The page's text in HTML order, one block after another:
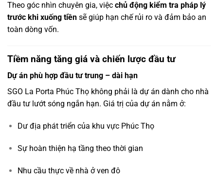
Theo góc nhìn chuyên gia, việc chủ động kiểm tra pháp lý
trước khi xuống tiền sẽ giúp hạn chế rủi ro và đảm bảo an
toàn dòng vốn.
Tiềm năng tăng giá và chiến lược đầu tư
Dự án phù hợp đầu tư trung – dài hạn
SGO La Porta Phúc Thọ không phải là dự án dành cho nhà
đầu tư lướt sóng ngắn hạn. Giá trị của dự án nằm ở:
Dư địa phát triển của khu vực Phúc Thọ
Sự hoàn thiện hạ tầng theo thời gian
Nhu cầu thực về nhà ở ven đô